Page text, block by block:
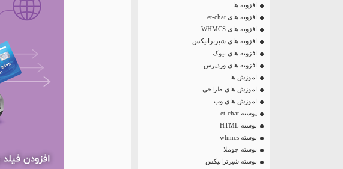
افزونه ها
افزونه های et-chat
افزونه های WHMCS
افزونه های شیرترانیکس
افزونه های نیوک
افزونه های وردپرس
اموزش ها
اموزش های طراحی
اموزش های وب
پوسته et-chat
پوسته HTML
پوسته whmcs
پوسته جوملا
پوسته شیرترانیکس